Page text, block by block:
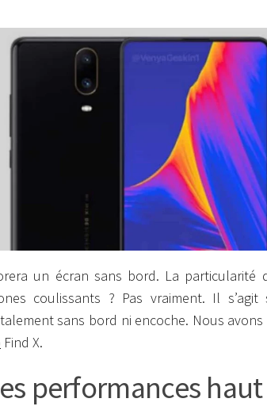
un écran sans bord. La particularité
coulissants ? Pas vraiment. Il s’agit
sans bord ni encoche. Nous
Find X.
performances